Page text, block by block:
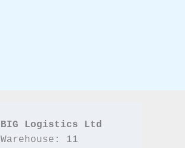
BIG Logistics Ltd
Warehouse: 11